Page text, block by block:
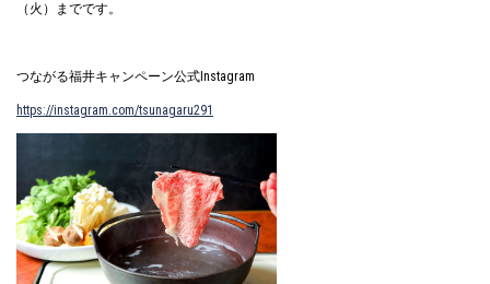
（火）までです。
つながる福井キャンペーン公式Instagram
https://instagram.com/tsunagaru291